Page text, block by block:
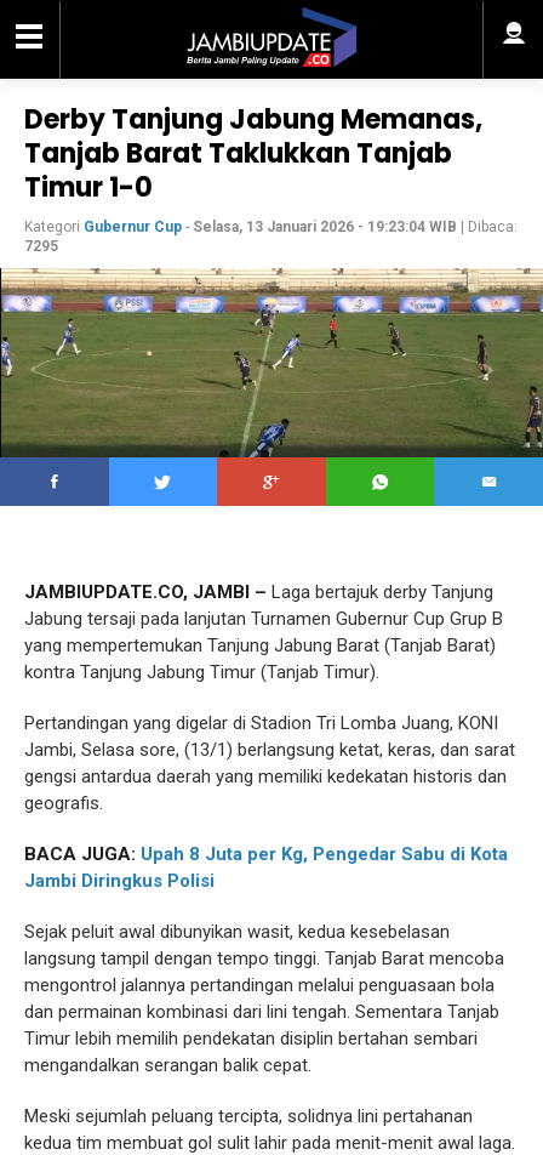
Derby Tanjung Jabung Memanas,
Tanjab Barat Taklukkan Tanjab
Timur 1-0
Kategori Gubernur Cup - Selasa, 13 Januari 2026 - 19:23:04 WIB | Dibaca:
7295
JAMBIUPDATE.CO, JAMBI – Laga bertajuk derby Tanjung
Jabung tersaji pada lanjutan Turnamen Gubernur Cup Grup B
yang mempertemukan Tanjung Jabung Barat (Tanjab Barat)
kontra Tanjung Jabung Timur (Tanjab Timur).
Pertandingan yang digelar di Stadion Tri Lomba Juang, KONI
Jambi, Selasa sore, (13/1) berlangsung ketat, keras, dan sarat
gengsi antardua daerah yang memiliki kedekatan historis dan
geografis.
BACA JUGA: Upah 8 Juta per Kg, Pengedar Sabu di Kota
Jambi Diringkus Polisi
Sejak peluit awal dibunyikan wasit, kedua kesebelasan
langsung tampil dengan tempo tinggi. Tanjab Barat mencoba
mengontrol jalannya pertandingan melalui penguasaan bola
dan permainan kombinasi dari lini tengah. Sementara Tanjab
Timur lebih memilih pendekatan disiplin bertahan sembari
mengandalkan serangan balik cepat.
Meski sejumlah peluang tercipta, solidnya lini pertahanan
kedua tim membuat gol sulit lahir pada menit-menit awal laga.